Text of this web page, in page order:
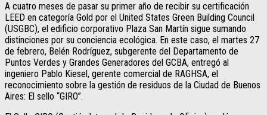
A cuatro meses de pasar su primer año de recibir su certificación
LEED en categoría Gold por el United States Green Building Council
(USGBC), el edificio corporativo Plaza San Martín sigue sumando
distinciones por su conciencia ecológica. En este caso, el martes 27
de febrero, Belén Rodríguez, subgerente del Departamento de
Puntos Verdes y Grandes Generadores del GCBA, entregó al
ingeniero Pablo Kiesel, gerente comercial de RAGHSA, el
reconocimiento sobre la gestión de residuos de la Ciudad de Buenos
Aires: El sello “GIRO”.